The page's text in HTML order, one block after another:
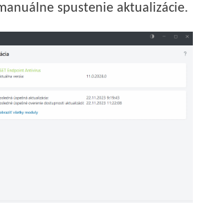
spustenie aktualizácie.